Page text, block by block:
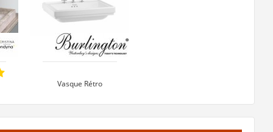
Vasque Rétro
58 cm - 3 Trous